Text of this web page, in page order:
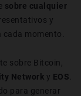
sobre cualquier
y
momento.
sobre Bitcoin,
Network y EOS
para generar